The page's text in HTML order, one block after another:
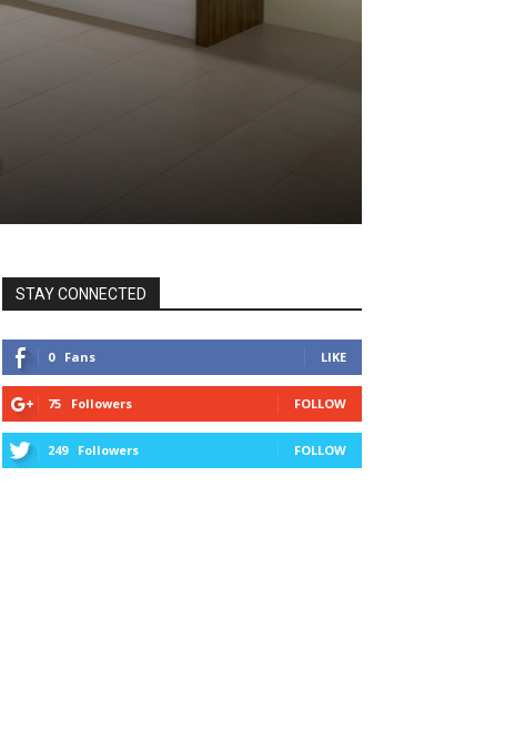
STAY CONNECTED
0 Fans LIKE
75 Followers FOLLOW
249 Followers FOLLOW